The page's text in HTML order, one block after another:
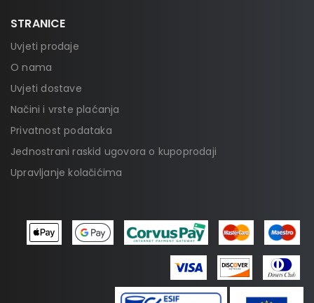
STRANICE
Uvjeti prodaje
O nama
Uvjeti dostave
Načini i vrste plaćanja
Privatnost podataka
Jednostrani raskid ugovora o kupoprodaji
Upravljanje kolačićima